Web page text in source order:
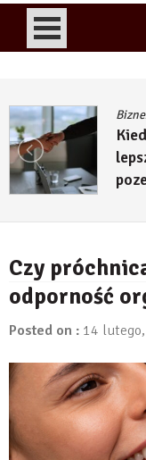
Czy
odporność
Posted on : 14